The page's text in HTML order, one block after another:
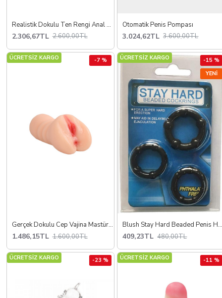
Realistik Dokulu Ten Rengi Anal Vajinal 2 in 1 Titreşimli Suni Vajina
2.306,67TL 2.600,00TL
Otomatik Penis Pompası
3.024,62TL 3.600,00TL
ÜCRETSİZ KARGO -7 %
Gerçek Dokulu Cep Vajina Mastürbatör
1.486,15TL 1.600,00TL
YENI
ÜCRETSİZ KARGO -15 %
Blush Stay Hard Beaded
409,23TL 480,00TL
ÜCRETSİZ KARGO -23 % ÜCRETSİZ KARGO -11 %